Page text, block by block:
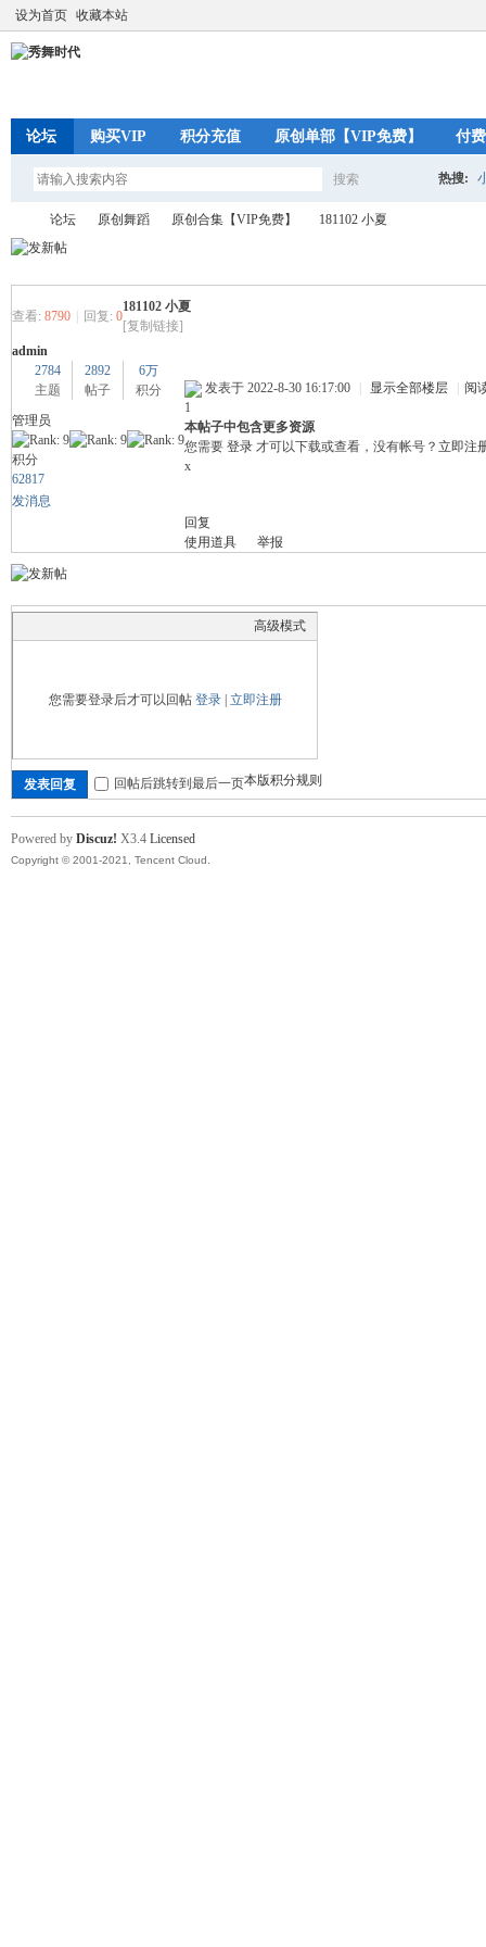
设为首页 收藏本站
论坛 购买VIP 积分充值 原创单部【VIP免费】 付
搜索 热搜:
秀 »
论坛
›
原创舞蹈
›
原创合集【VIP免费】 181102 小夏
查看: 8790 回复: 0
181102 小夏
[复制链接]
admin
2784
主题
2892
帖子
6万
积分
管理员
积分
62817
发消息
发表于 2022-8-30 16:17:00 显示全部楼层
阅
1
本帖子中包含更多资源
您需要 登录 才可以下载或查看，没有帐号？ 立即注
x
回复
使用道具
举报
高级模式
您需要登录后才可以回帖 登录| 立即注册
本版积分规则
发表回复 回帖后跳转到最后一页
Powered by Discuz! X3.4 Licensed
Copyright © 2001-2021, Tencent Cloud.